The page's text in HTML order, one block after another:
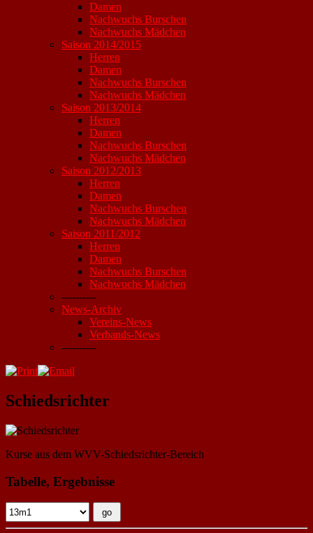
Damen
Nachwuchs Burschen
Nachwuchs Mädchen
Saison 2014/2015
Herren
Damen
Nachwuchs Burschen
Nachwuchs Mädchen
Saison 2013/2014
Herren
Damen
Nachwuchs Burschen
Nachwuchs Mädchen
Saison 2012/2013
Herren
Damen
Nachwuchs Burschen
Nachwuchs Mädchen
Saison 2011/2012
Herren
Damen
Nachwuchs Burschen
Nachwuchs Mädchen
----------
News-Archiv
Vereins-News
Verbands-News
----------
Schiedsrichter
Kurse aus dem WVV-Schiedsrichter-Bereich
Tabelle, Ergebnisse